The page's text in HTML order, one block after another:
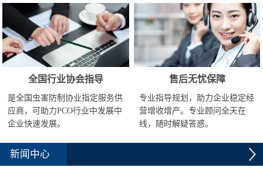
全国行业协会指导
是全国虫害防制协业指定服务供
应商，可助力PCO行业中发展中
企业快速发展。
售后无忧保障
专业指导规划，助力企业稳定经
营增收增产。专业顾问全天在
线，随时解疑答惑。
新闻中心